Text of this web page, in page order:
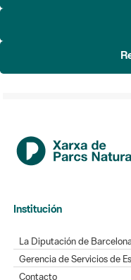
Institución
La Diputación de
Gerencia de Servicios de
Contacto